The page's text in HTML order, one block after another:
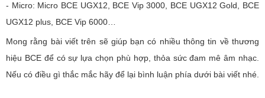
- Micro: Micro BCE UGX12, BCE Vip 3000, BCE UGX12 Gold, BCE
UGX12 plus, BCE Vip 6000…
Mong rằng bài viết trên sẽ giúp bạn có nhiều thông tin về thương
hiệu BCE để có sự lựa chọn phù hợp, thỏa sức đam mê âm nhạc.
Nếu có điều gì thắc mắc hãy để lại bình luận phía dưới bài viết nhé.